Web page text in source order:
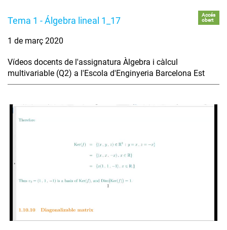
Tema 1 - Álgebra lineal 1_17
Accés
obert
1 de març 2020
Vídeos docents de l'assignatura Àlgebra i càlcul
multivariable (Q2) a l'Escola d'Enginyeria Barcelona Est